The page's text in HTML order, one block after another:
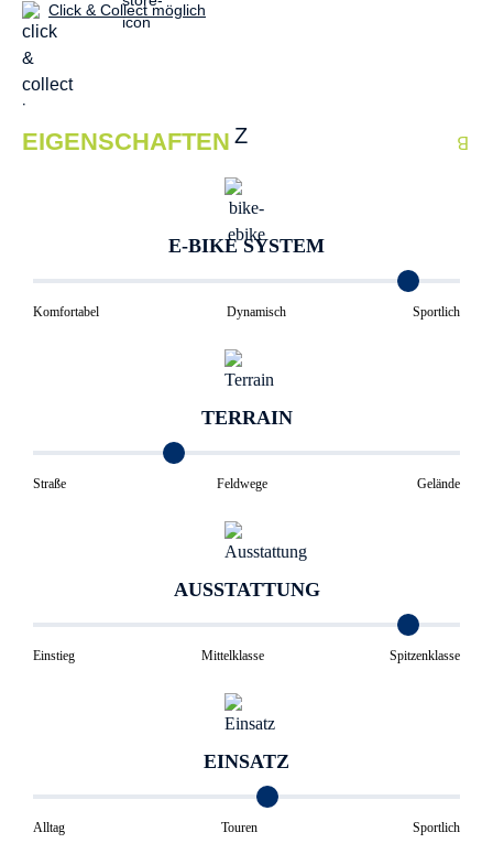
Click & Collect möglich
EIGENSCHAFTEN
E-BIKE SYSTEM
Komfortabel Dynamisch Sportlich
TERRAIN
Straße Feldwege Gelände
AUSSTATTUNG
Einstieg Mittelklasse Spitzenklasse
EINSATZ
Alltag Touren Sportlich